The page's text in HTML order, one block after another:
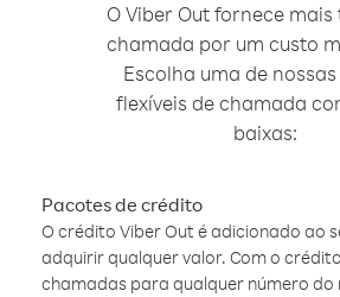
O Viber Out fornece
chamada por um custo
Escolha uma de
flexíveis de chamada
baixas:
Pacotes de crédito
O crédito Viber Out é adicionado ao
adquirir qualquer valor. Com o
chamadas para qualquer número do